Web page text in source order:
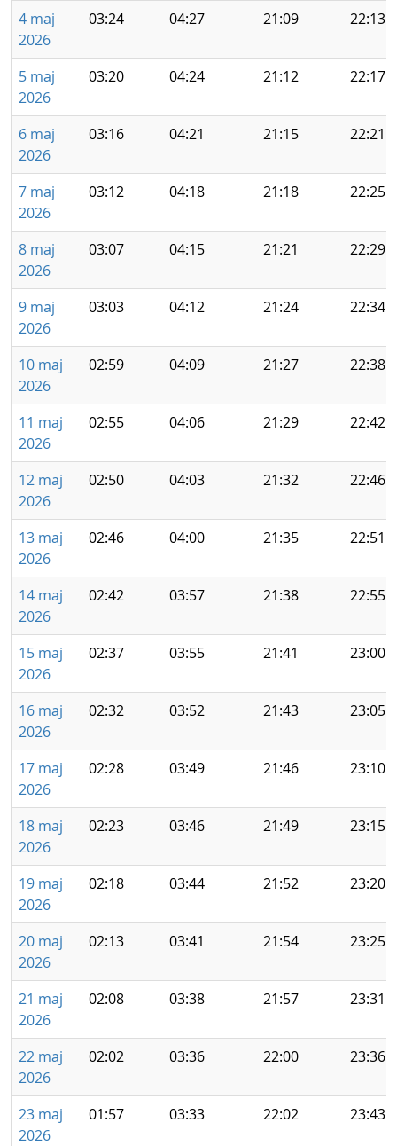
4 maj
2026
03:24 04:27 21:09 22:13
5 maj
2026
03:20 04:24 21:12 22:17
6 maj
2026
03:16 04:21 21:15 22:21
7 maj
2026
03:12 04:18 21:18 22:25
8 maj
2026
03:07 04:15 21:21 22:29
9 maj
2026
03:03 04:12 21:24 22:34
10 maj
2026
02:59 04:09 21:27 22:38
11 maj
2026
02:55 04:06 21:29 22:42
12 maj
2026
02:50 04:03 21:32 22:46
13 maj
2026
02:46 04:00 21:35 22:51
14 maj
2026
02:42 03:57 21:38 22:55
15 maj
2026
02:37 03:55 21:41 23:00
16 maj
2026
02:32 03:52 21:43 23:05
17 maj
2026
02:28 03:49 21:46 23:10
18 maj
2026
02:23 03:46 21:49 23:15
19 maj
2026
02:18 03:44 21:52 23:20
20 maj
2026
02:13 03:41 21:54 23:25
21 maj
2026
02:08 03:38 21:57 23:31
22 maj
2026
02:02 03:36 22:00 23:36
23 maj
2026
01:57 03:33 22:02 23:43